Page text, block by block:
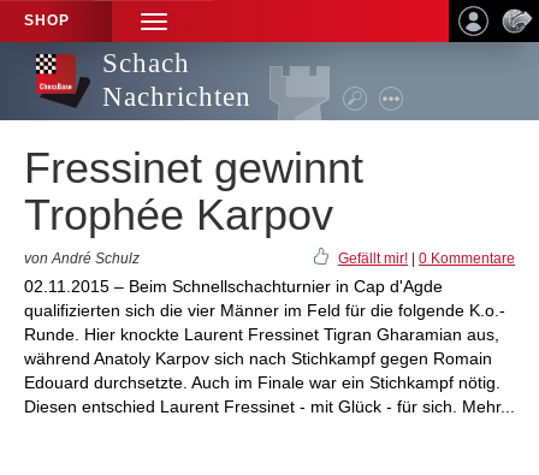
SHOP
TOGGLE
NAVIGATION
Schach
Nachrichten
Fressinet gewinnt
Trophée Karpov
von André Schulz Gefällt mir! 0 Kommentare
02.11.2015 – Beim Schnellschachturnier in Cap d'Agde
qualifizierten sich die vier Männer im Feld für die folgende K.o.-
Runde. Hier knockte Laurent Fressinet Tigran Gharamian aus,
während Anatoly Karpov sich nach Stichkampf gegen Romain
Edouard durchsetzte. Auch im Finale war ein Stichkampf nötig.
Diesen entschied Laurent Fressinet - mit Glück - für sich. Mehr...